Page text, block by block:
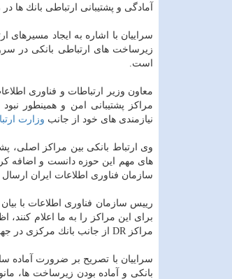
آمادگی و پشتیبانی ارتباطی بانك
سراییان با اشاره به ایجاد مسیرهای
زیرساخت های ارتباطی بانكی در
است.
معاون وزیر ارتباطات و فناوری
مراكز پشتیبانی امن و همینطور
نیازمندی های خود از جانب وزارت
های مهم این حوزه دانست و اضافه
سازمان فناوری اطلاعات ایران ارسال
برای این مراكز را به ما اعلام
مراكز DR از جانب بانك مركزی در جهت چابك سازی و امنیت سرویس های ارتباطی تدوین شود.
سراییان با تصریح بر ضرورت آماده
بانكی و آماده بودن زیرساخت ها،